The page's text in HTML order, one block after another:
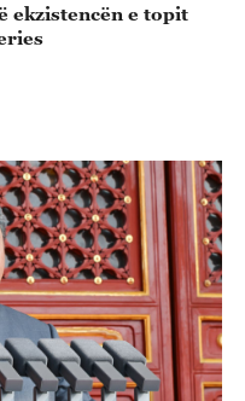
ekzistencën e topit